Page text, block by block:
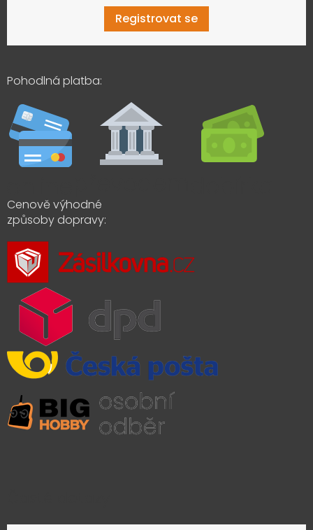
Registrovat se
Pohodlná platba:
Cenově výhodné
způsoby dopravy: